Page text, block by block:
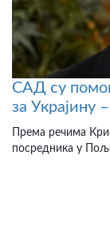
САД су
за Украјину
Према речима
посредника у